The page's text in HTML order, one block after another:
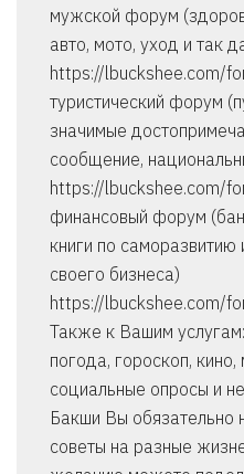
мужской форум
авто, мото, уход и так
https://lbuckshee.com/
туристический форум
значимые
сообщение,
https://lbuckshee.com/
финансовый форум
книги по
своего бизнеса)
https://lbuckshee.com/
Также к Вашим
погода, гороскоп,
социальные опросы и
Бакши Вы обязательно
советы на разные